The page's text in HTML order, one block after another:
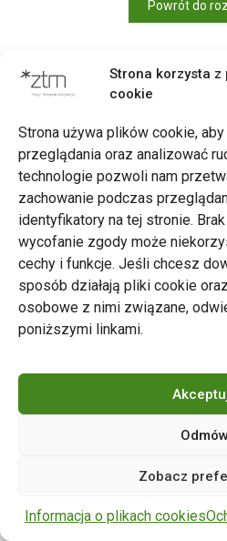
Strona korzysta z
cookie
Strona używa plików cookie,
przeglądania oraz analizować
technologie pozwoli nam
zachowanie podczas
identyfikatory na tej stronie.
wycofanie zgody może
cechy i funkcje. Jeśli chcesz
sposób działają pliki cookie
osobowe z nimi związane,
poniższymi linkami.
Zobacz
Informacja o plikach cookies
Powrót do
Zarząd Transportu Miejskiego
Napisz do nas
tel. 61 646 33 44
ul. Matejki 59, 60-770 Poznań